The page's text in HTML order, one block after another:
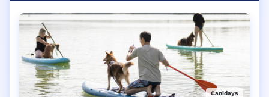
Canidays